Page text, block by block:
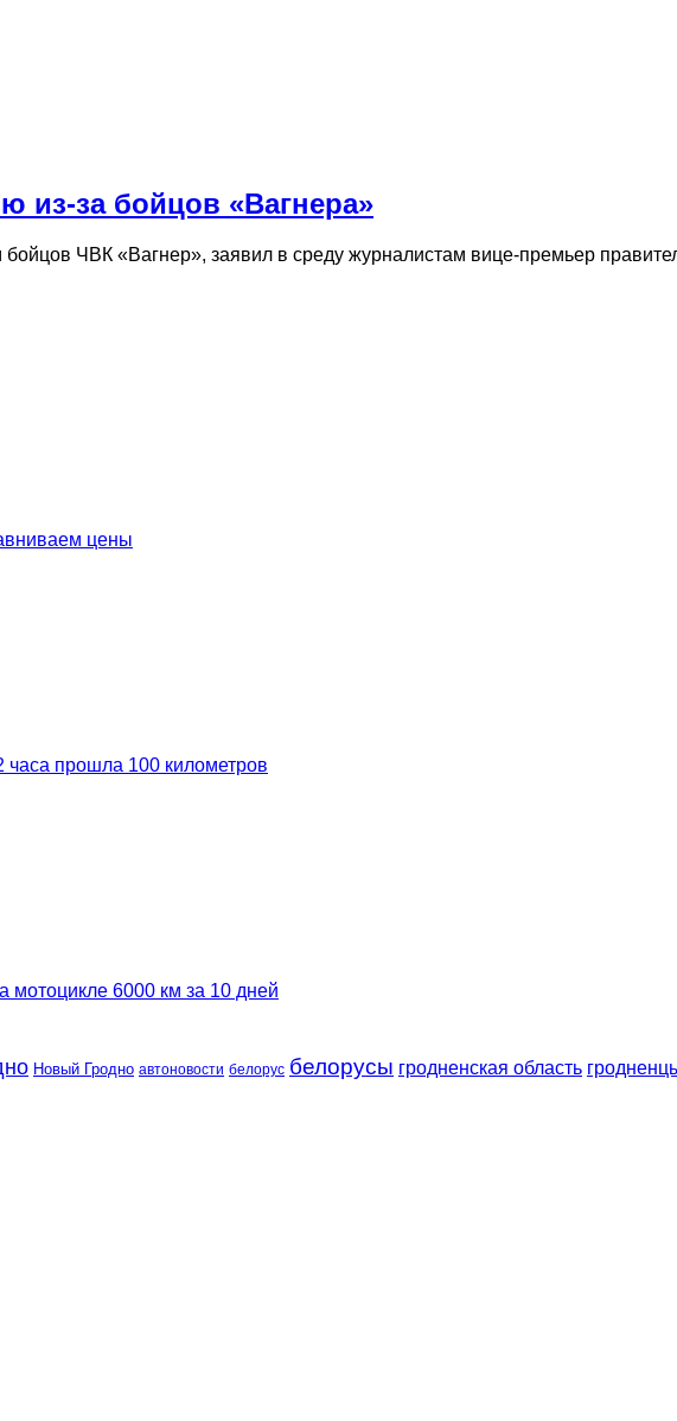
из-за бойцов «Вагнера»
ЧВК «Вагнер», заявил в среду журналистам вице-премьер
цены
часа прошла 100 километров
мотоцикле 6000 км за 10 дней
Новый Гродно автоновости белорус белорусы гродненская область